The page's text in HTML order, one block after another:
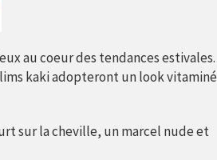
au coeur des tendances estivales.
kaki adopteront un look vitaminé
sur la cheville, un marcel nude et